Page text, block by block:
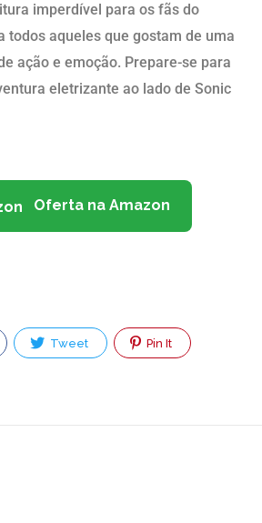
imperdível para os fãs do
todos aqueles que gostam de uma
ação e emoção. Prepare-se para
eletrizante ao lado de Sonic
Oferta na Amazon
Tweet Pin It